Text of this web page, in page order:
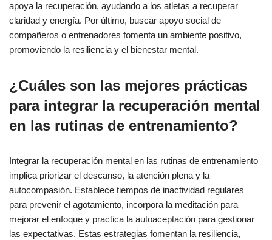
apoya la recuperación, ayudando a los atletas a recuperar
claridad y energía. Por último, buscar apoyo social de
compañeros o entrenadores fomenta un ambiente positivo,
promoviendo la resiliencia y el bienestar mental.
¿Cuáles son las mejores prácticas
para integrar la recuperación mental
en las rutinas de entrenamiento?
Integrar la recuperación mental en las rutinas de entrenamiento
implica priorizar el descanso, la atención plena y la
autocompasión. Establece tiempos de inactividad regulares
para prevenir el agotamiento, incorpora la meditación para
mejorar el enfoque y practica la autoaceptación para gestionar
las expectativas. Estas estrategias fomentan la resiliencia,